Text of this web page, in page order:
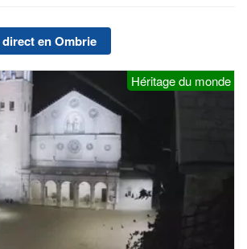
en Ombrie
Héritage du monde